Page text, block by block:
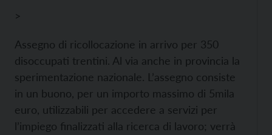
>
Assegno di ricollocazione in arrivo per 350
disoccupati trentini. Al via anche in provincia la
sperimentazione nazionale. L’assegno consiste
in un buono, per un importo massimo di 5mila
euro, utilizzabili per accedere a servizi per
l’impiego finalizzati alla ricerca di lavoro; verrà